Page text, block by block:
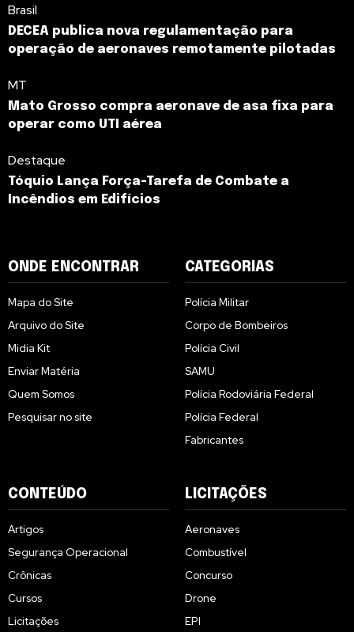
Brasil
DECEA publica nova regulamentação para
operação de aeronaves remotamente pilotadas
MT
Mato Grosso compra aeronave de asa fixa para
operar como UTI aérea
Destaque
Tóquio Lança Força-Tarefa de Combate a
Incêndios em Edifícios
ONDE ENCONTRAR
Mapa do Site
Arquivo do Site
Midia Kit
Enviar Matéria
Quem Somos
Pesquisar no site
CATEGORIAS
Polícia Militar
Corpo de Bombeiros
Polícia Civil
SAMU
Polícia Rodoviária Federal
Polícia Federal
Fabricantes
CONTEÚDO
Artigos
Segurança Operacional
Crônicas
Cursos
Licitações
LICITAÇÕES
Aeronaves
Combustível
Concurso
Drone
EPI